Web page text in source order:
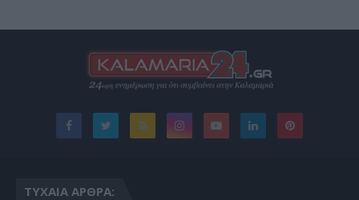
ΤΥΧΑΊΑ ΆΡΘΡΑ: